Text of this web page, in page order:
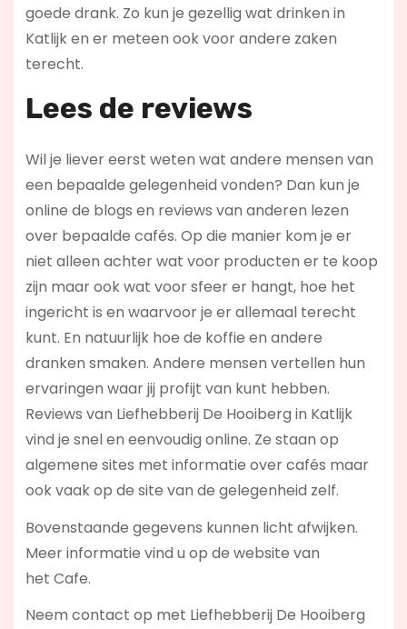
goede drank. Zo kun je gezellig wat drinken in
Katlijk en er meteen ook voor andere zaken
terecht.
Lees de reviews
Wil je liever eerst weten wat andere mensen van
een bepaalde gelegenheid vonden? Dan kun je
online de blogs en reviews van anderen lezen
over bepaalde cafés. Op die manier kom je er
niet alleen achter wat voor producten er te koop
zijn maar ook wat voor sfeer er hangt, hoe het
ingericht is en waarvoor je er allemaal terecht
kunt. En natuurlijk hoe de koffie en andere
dranken smaken. Andere mensen vertellen hun
ervaringen waar jij profijt van kunt hebben.
Reviews van Liefhebberij De Hooiberg in Katlijk
vind je snel en eenvoudig online. Ze staan op
algemene sites met informatie over cafés maar
ook vaak op de site van de gelegenheid zelf.
Bovenstaande gegevens kunnen licht afwijken.
Meer informatie vind u op de website van
het Cafe.
Neem contact op met Liefhebberij De Hooiberg